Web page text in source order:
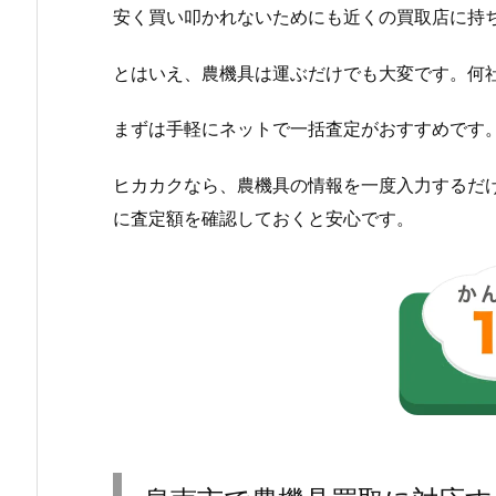
安く買い叩かれないためにも近くの買取店に
とはいえ、農機具は運ぶだけでも大変です。
まずは手軽にネットで一括査定がおすすめです
ヒカカクなら、農機具の情報を一度入力する
に査定額を確認しておくと安心です。